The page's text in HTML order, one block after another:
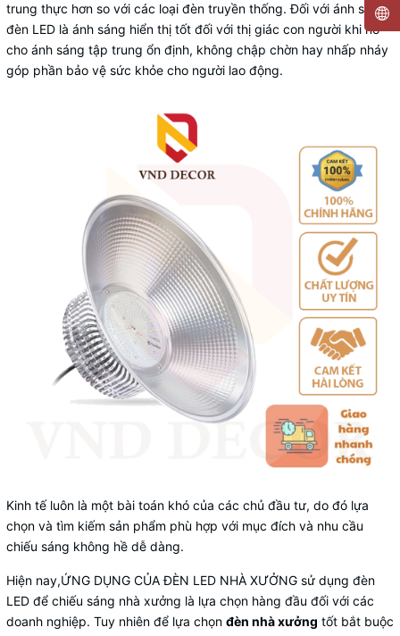
trung thực hơn so với các loại đèn truyền thống. Đối với ánh sáng
đèn LED là ánh sáng hiển thị tốt đối với thị giác con người khi nó
cho ánh sáng tập trung ổn định, không chập chờn hay nhấp nháy
góp phần bảo vệ sức khỏe cho người lao động.
Kinh tế luôn là một bài toán khó của các chủ đầu tư, do đó lựa
chọn và tìm kiếm sản phẩm phù hợp với mục đích và nhu cầu
chiếu sáng không hề dễ dàng.
Hiện nay,ỨNG DỤNG CỦA ĐÈN LED NHÀ XƯỞNG sử dụng đèn
LED để chiếu sáng nhà xưởng là lựa chọn hàng đầu đối với các
doanh nghiệp. Tuy nhiên để lựa chọn đèn nhà xưởng tốt bắt buộc